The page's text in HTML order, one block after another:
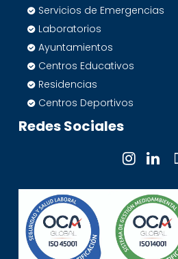
Servicios de Emergencias
Laboratorios
Ayuntamientos
Centros Educativos
Residencias
Centros Deportivos
Redes Sociales